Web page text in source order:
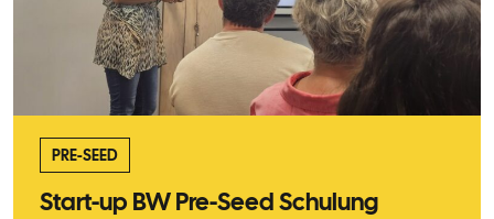
PRE-SEED
Start-up BW Pre-Seed Schulung